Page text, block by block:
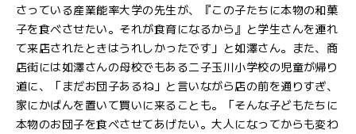
さっている産業能率大学の先生が、『この子たちに本物の和菓
子を食べさせたい。それが食育になるから』と学生さんを連れ
て来店されたときはうれしかったです」と如澤さん。また、商
店街には如澤さんの母校でもある二子玉川小学校の児童が帰り
道に、「まだお団子あるね」と言いながら店の前を通りすぎ、
家にかばんを置いて買いに来ることも。「そんな子どもたちに
本物のお団子を食べさせてあげたい。大人になってからも変わ